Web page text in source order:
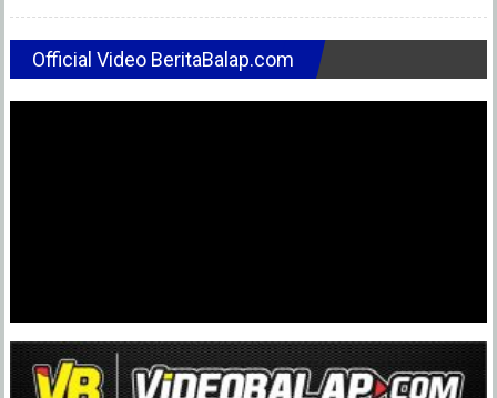
Official Video BeritaBalap.com